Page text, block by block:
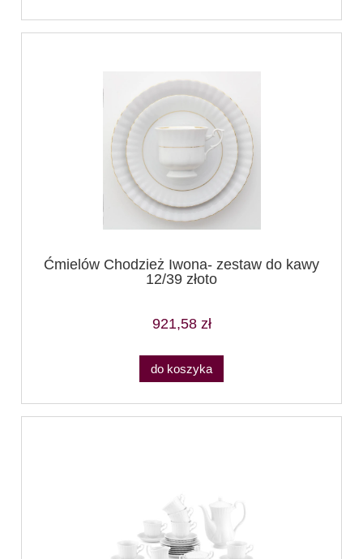
Ćmielów Chodzież Iwona- zestaw do kawy
12/39 złoto
921,58 zł
do koszyka